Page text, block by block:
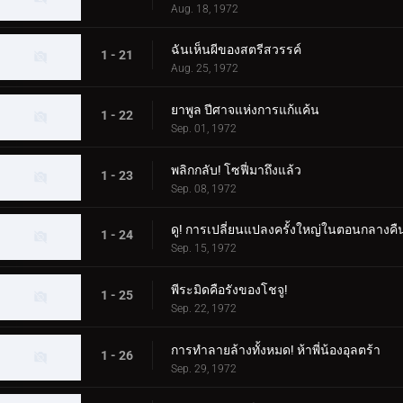
Aug. 18, 1972
1 - 21 ฉันเห็นผีของสตรีสวรรค์
Aug. 25, 1972
1 - 22 ยาพูล ปีศาจแห่งการแก้แค้น
Sep. 01, 1972
1 - 23 พลิกกลับ! โซฟี่มาถึงแล้ว
Sep. 08, 1972
1 - 24 ดู! การเปลี่ยนแปลงครั้งใหญ่ในตอนกลางคื
Sep. 15, 1972
1 - 25 พีระมิดคือรังของโชจู!
Sep. 22, 1972
1 - 26 การทำลายล้างทั้งหมด! ห้าพี่น้องอุลตร้า
Sep. 29, 1972